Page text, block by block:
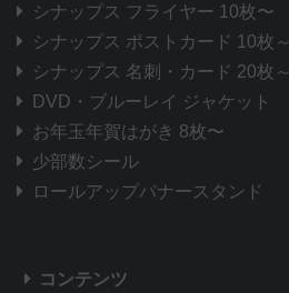
シナップス フライヤー 10枚〜
シナップス ポストカード 10枚～
シナップス 名刺・カード 20枚～
DVD・ブルーレイ ジャケット
お年玉年賀はがき 8枚〜
少部数シール
ロールアップバナースタンド
コンテンツ